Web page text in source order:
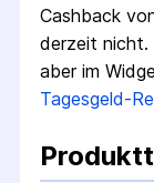
Cashback
derzeit nicht.
aber im
Tagesgeld-